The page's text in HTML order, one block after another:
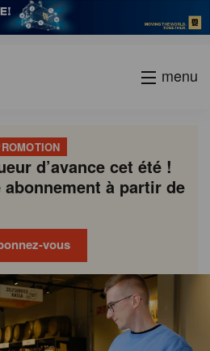
menu
d’avance cet été !
à partir de
vous